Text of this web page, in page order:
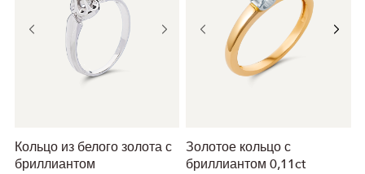
Кольцо из белого золота с
бриллиантом
Золотое кольцо с
бриллиантом 0,11ct